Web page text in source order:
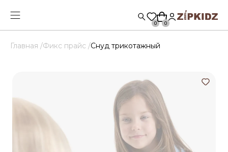
0 0
Главная /Фикс прайс /Снуд трикотажный